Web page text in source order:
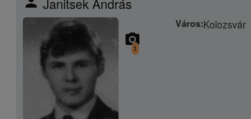
Város:Kolozsvár
camera_alt
1